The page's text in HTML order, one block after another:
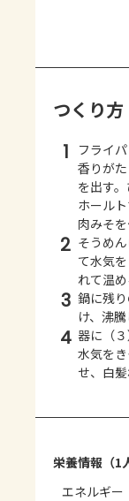
つくり方
1
フライ
香りが
を出す
ホール
肉みそを
2 そうめ
て水気
れて温め
3 鍋に残
け、沸騰
4 器に（
水気を
せ、白
栄養情報（1
エネルギー